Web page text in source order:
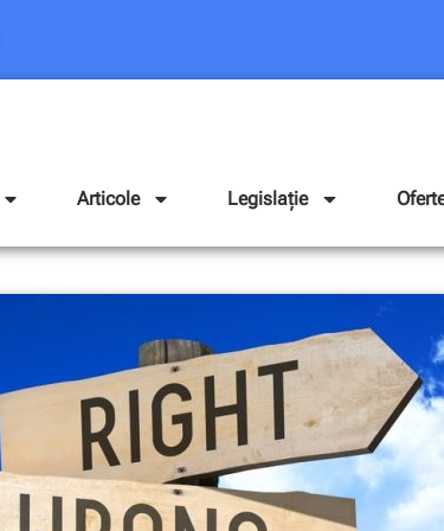
Articole Legislație